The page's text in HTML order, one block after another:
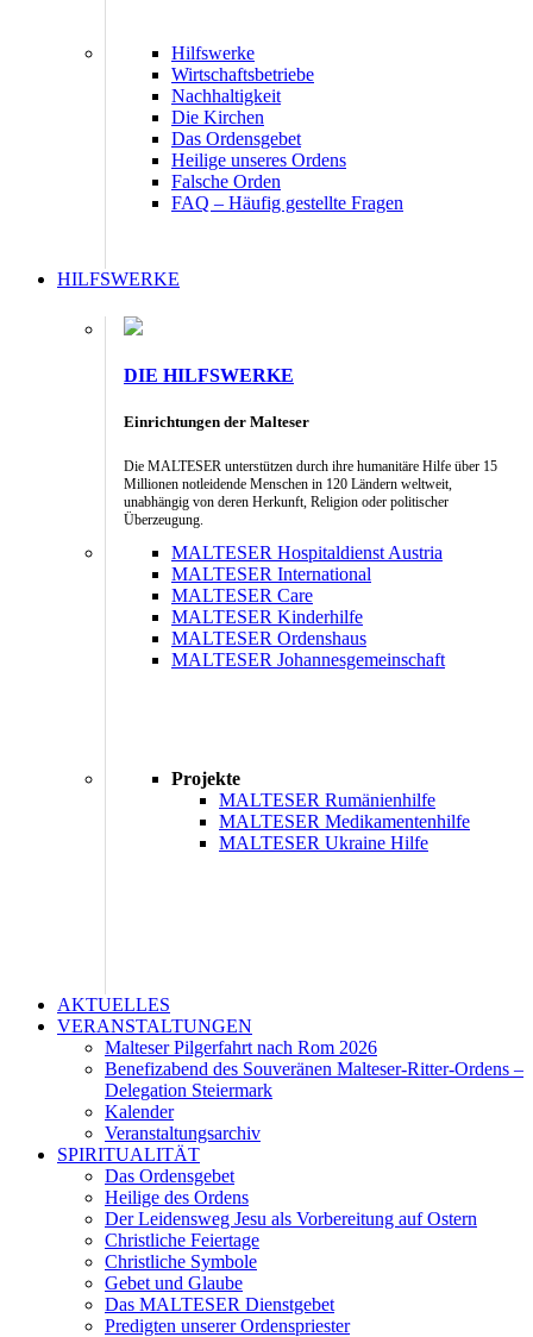
Hilfswerke
Wirtschaftsbetriebe
Nachhaltigkeit
Die Kirchen
Das Ordensgebet
Heilige unseres Ordens
Falsche Orden
FAQ – Häufig gestellte Fragen
HILFSWERKE
DIE HILFSWERKE
Einrichtungen der Malteser
Die MALTESER unterstützen durch ihre humanitäre Hilfe über 15
Millionen notleidende Menschen in 120 Ländern weltweit,
unabhängig von deren Herkunft, Religion oder politischer
Überzeugung.
MALTESER Hospitaldienst Austria
MALTESER International
MALTESER Care
MALTESER Kinderhilfe
MALTESER Ordenshaus
MALTESER Johannesgemeinschaft
Projekte
MALTESER Rumänienhilfe
MALTESER Medikamentenhilfe
MALTESER Ukraine Hilfe
AKTUELLES
VERANSTALTUNGEN
Malteser Pilgerfahrt nach Rom 2026
Benefizabend des Souveränen Malteser-Ritter-Ordens –
Delegation Steiermark
Kalender
Veranstaltungsarchiv
SPIRITUALITÄT
Das Ordensgebet
Heilige des Ordens
Der Leidensweg Jesu als Vorbereitung auf Ostern
Christliche Feiertage
Christliche Symbole
Gebet und Glaube
Das MALTESER Dienstgebet
Predigten unserer Ordenspriester